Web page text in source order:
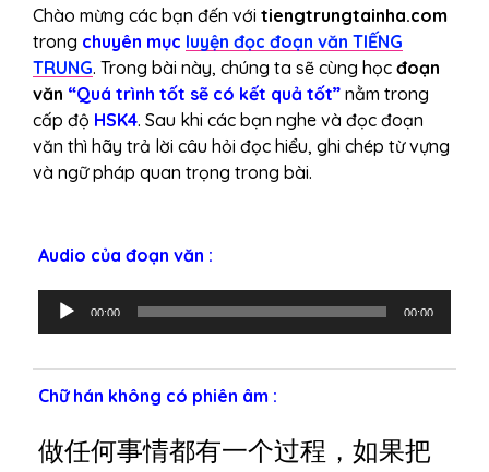
Chào mừng các bạn đến với tiengtrungtainha.com
trong chuyên mục luyện đọc đoạn văn TIẾNG
TRUNG. Trong bài này, chúng ta sẽ cùng học đoạn
văn “Quá trình tốt sẽ có kết quả tốt” nằm trong
cấp độ HSK4. Sau khi các bạn nghe và đọc đoạn
văn thì hãy trả lời câu hỏi đọc hiểu, ghi chép từ vựng
và ngữ pháp quan trọng trong bài.
Audio của đoạn văn :
h
h
00:00 00:00
Chữ hán không có phiên âm :
做任何事情都有一个过程，如果把